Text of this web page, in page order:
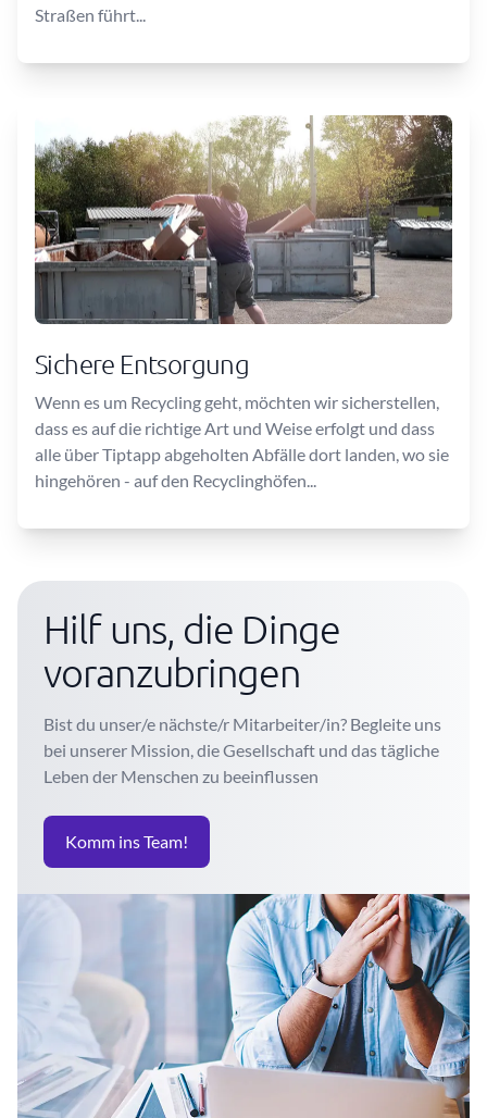
Straßen führt...
Sichere Entsorgung
Wenn es um Recycling geht, möchten wir sicherstellen,
dass es auf die richtige Art und Weise erfolgt und dass
alle über Tiptapp abgeholten Abfälle dort landen, wo sie
hingehören - auf den Recyclinghöfen...
Hilf uns, die Dinge
voranzubringen
Bist du unser/e nächste/r Mitarbeiter/in? Begleite uns
bei unserer Mission, die Gesellschaft und das tägliche
Leben der Menschen zu beeinflussen
Komm ins Team!